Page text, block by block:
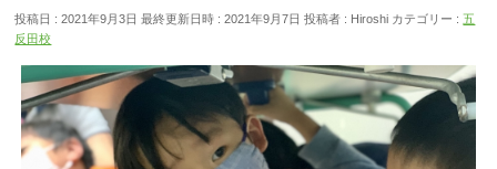
投稿日 : 2021年9月3日 最終更新日時 : 2021年9月7日 投稿者 : Hiroshi カテゴリー :五
反田校